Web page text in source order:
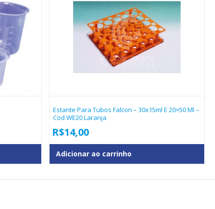
Estante Para Tubos Falcon – 30x15ml E 20×50 Ml –
Cod WE20 Laranja
R$14,00
Adicionar ao carrinho